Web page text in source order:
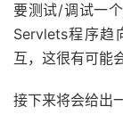
要测试/调试一
Servlets程序趋
互，这很有可能
接下来将会给出